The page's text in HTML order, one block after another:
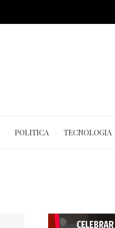
POLITICA TECNOLOGIA